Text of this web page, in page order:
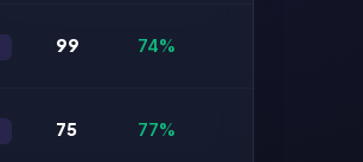
99 74%
75 77%